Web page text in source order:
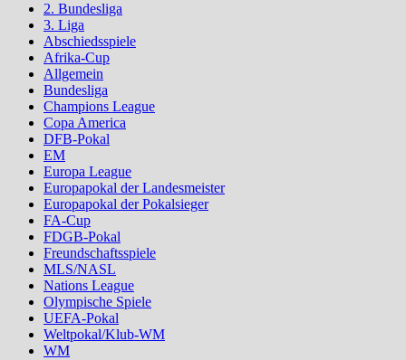
2. Bundesliga
3. Liga
Abschiedsspiele
Afrika-Cup
Allgemein
Bundesliga
Champions League
Copa America
DFB-Pokal
EM
Europa League
Europapokal der Landesmeister
Europapokal der Pokalsieger
FA-Cup
FDGB-Pokal
Freundschaftsspiele
MLS/NASL
Nations League
Olympische Spiele
UEFA-Pokal
Weltpokal/Klub-WM
WM